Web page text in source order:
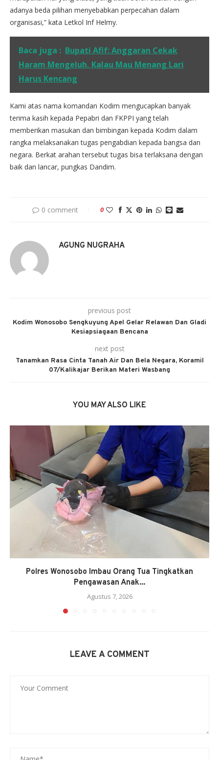
adanya beda pilihan menyebabkan perpecahan dalam
organisasi,” kata Letkol Inf Helmy.
Baca juga : Bupati Afif: Anggaran Cekak
Haram Mengeluh, Kalau Mau Menang Lari
Harus Kencang
Kami atas nama komandan Kodim mengucapkan banyak
terima kasih kepada Pepabri dan FKPPI yang telah
memberikan masukan dan bimbingan kepada Kodim dalam
rangka melaksanakan tugas pengabdian kepada bangsa dan
negara. Berkat arahan tersebut tugas bisa terlaksana dengan
baik dan lancar, pungkas Dandim.
0 comment 0
AGUNG NUGRAHA
previous post
Kodim Wonosobo Sengkuyung Apel Gelar Relawan Dan Gladi
Kesiapsiagaan Bencana
next post
Tanamkan Rasa Cinta Tanah Air Dan Bela Negara, Koramil
07/Kalikajar Berikan Materi Wasbang
YOU MAY ALSO LIKE
Polres Wonosobo Imbau Orang Tua Tingkatkan
Pengawasan Anak...
Agustus 7, 2026
LEAVE A COMMENT